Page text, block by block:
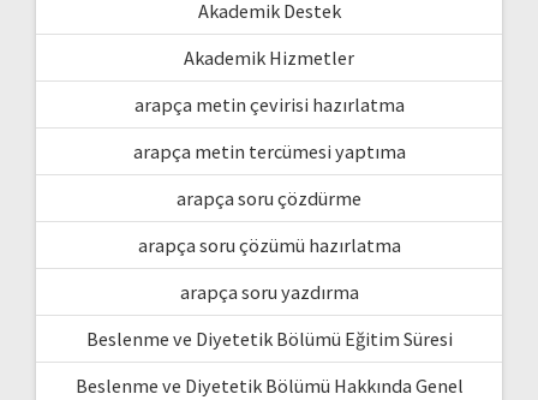
Akademik Destek
Akademik Hizmetler
arapça metin çevirisi hazırlatma
arapça metin tercümesi yaptıma
arapça soru çözdürme
arapça soru çözümü hazırlatma
arapça soru yazdırma
Beslenme ve Diyetetik Bölümü Eğitim Süresi
Beslenme ve Diyetetik Bölümü Hakkında Genel